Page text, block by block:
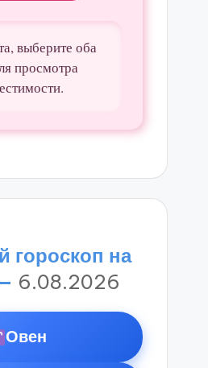
выберите оба
просмотра
на
6.08.2026
Овен